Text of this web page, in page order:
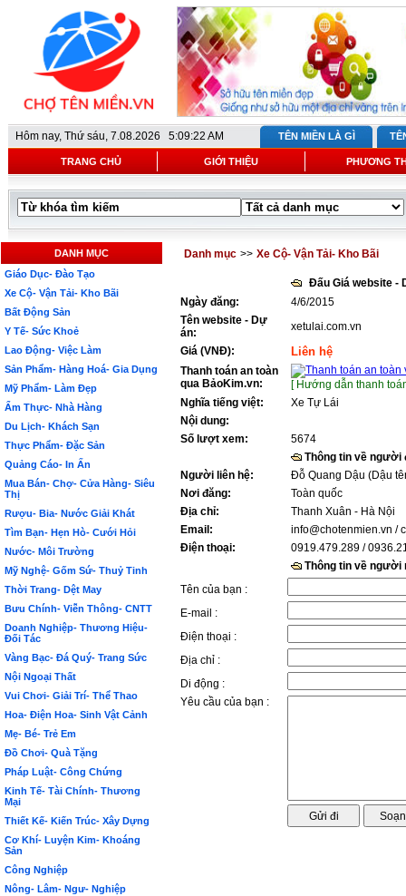
Hôm nay, Thứ sáu, 7.08.2026 5:09:22 AM TÊN MIỀN LÀ GÌ
TRANG CHỦ GIỚI THIỆU PHƯƠNG
DANH MỤC
Giáo Dục- Đào Tạo
Xe Cộ- Vận Tải- Kho Bãi
Bất Động Sản
Y Tế- Sức Khoẻ
Lao Động- Việc Làm
Sản Phẩm- Hàng Hoá- Gia Dụng
Mỹ Phẩm- Làm Đẹp
Ẩm Thực- Nhà Hàng
Du Lịch- Khách Sạn
Thực Phẩm- Đặc Sản
Quảng Cáo- In Ấn
Mua Bán- Chợ- Cửa Hàng- Siêu
Thị
Rượu- Bia- Nước Giải Khát
Tìm Bạn- Hẹn Hò- Cưới Hỏi
Nước- Môi Trường
Mỹ Nghệ- Gốm Sứ- Thuỷ Tinh
Thời Trang- Dệt May
Bưu Chính- Viễn Thông- CNTT
Doanh Nghiệp- Thương Hiệu-
Đối Tác
Vàng Bạc- Đá Quý- Trang Sức
Nội Ngoại Thất
Vui Chơi- Giải Trí- Thể Thao
Hoa- Điện Hoa- Sinh Vật Cảnh
Mẹ- Bé- Trẻ Em
Đồ Chơi- Quà Tặng
Pháp Luật- Công Chứng
Kinh Tế- Tài Chính- Thương
Mại
Thiết Kế- Kiến Trúc- Xây Dựng
Cơ Khí- Luyện Kim- Khoáng
Sản
Công Nghiệp
Nông- Lâm- Ngư- Nghiệp
Danh mục >> Xe Cộ- Vận Tải- Kho Bãi
Đấu Giá website -
Ngày đăng:
4/6/2015
Tên website - Dự
án:
xetulai.com.vn
Giá (VNĐ):
Liên hệ
Thanh toán an toàn
qua BảoKim.vn:
[ Hướng dẫn thanh
Nghĩa tiếng việt:
Xe Tự Lái
Nội dung:
Số lượt xem:
5674
Thông tin về người
Người liên hệ:
Đỗ Quang Dậu (Dậu
Nơi đăng:
Toàn quốc
Địa chỉ:
Thanh Xuân - Hà Nội
Email:
info@chotenmien.vn /
Điện thoại:
0919.479.289 /
Thông tin về người
Tên của bạn :
E-mail :
Điện thoại :
Địa chỉ :
Di động :
Yêu cầu của bạn :